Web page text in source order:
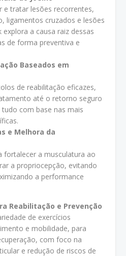
e tratar lesões recorrentes,
ligamentos cruzados e lesões
a causa raiz dessas
de forma preventiva e
Baseados em
de reabilitação eficazes,
até o retorno seguro
com base nas mais
e Melhora da
fortalecer a musculatura ao
a propriocepção, evitando
a performance
Reabilitação e Prevenção
de exercícios
e mobilidade, para
com foco na
e redução de riscos de